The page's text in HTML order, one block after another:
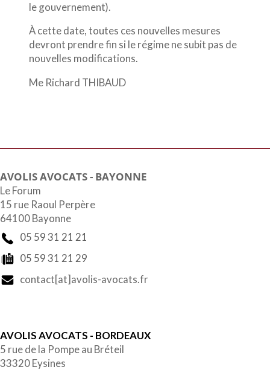
le gouvernement).
À cette date, toutes ces nouvelles mesures
devront prendre fin si le régime ne subit pas de
nouvelles modifications.
Me Richard THIBAUD
AVOLIS AVOCATS - BAYONNE
Le Forum
15 rue Raoul Perpère
64100 Bayonne
05 59 31 21 21
05 59 31 21 29
contact[at]avolis-avocats.fr
AVOLIS AVOCATS - BORDEAUX
5 rue de la Pompe au Bréteil
33320 Eysines